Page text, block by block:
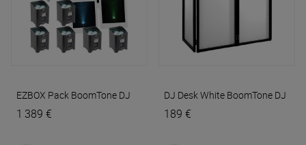
EZBOX Pack BoomTone DJ
1 389 €
DJ Desk White BoomTone DJ
189 €